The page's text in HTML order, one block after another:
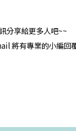
分享給更多人吧~~
將有專業的小編回